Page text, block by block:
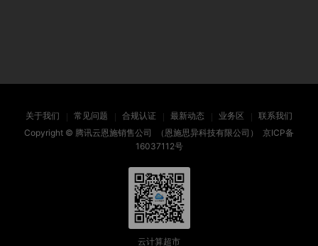
关于我们 常见问题 合规认证 最新动态 业务区
联系我们
Copyright © 腾讯云恩施销售公司 （恩施思异科技有限公司） 京ICP备
16037112号
云计算超市